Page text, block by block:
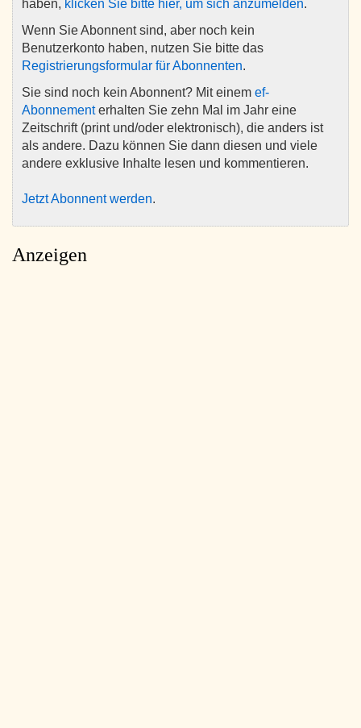
haben, klicken Sie bitte hier, um sich anzumelden.
Wenn Sie Abonnent sind, aber noch kein
Benutzerkonto haben, nutzen Sie bitte das
Registrierungsformular für Abonnenten.
Sie sind noch kein Abonnent? Mit einem ef-
Abonnementerhalten Sie zehn Mal im Jahr eine
Zeitschrift (print und/oder elektronisch), die anders ist
als andere. Dazu können Sie dann diesen und viele
andere exklusive Inhalte lesen und kommentieren.
Jetzt Abonnent werden.
Anzeigen